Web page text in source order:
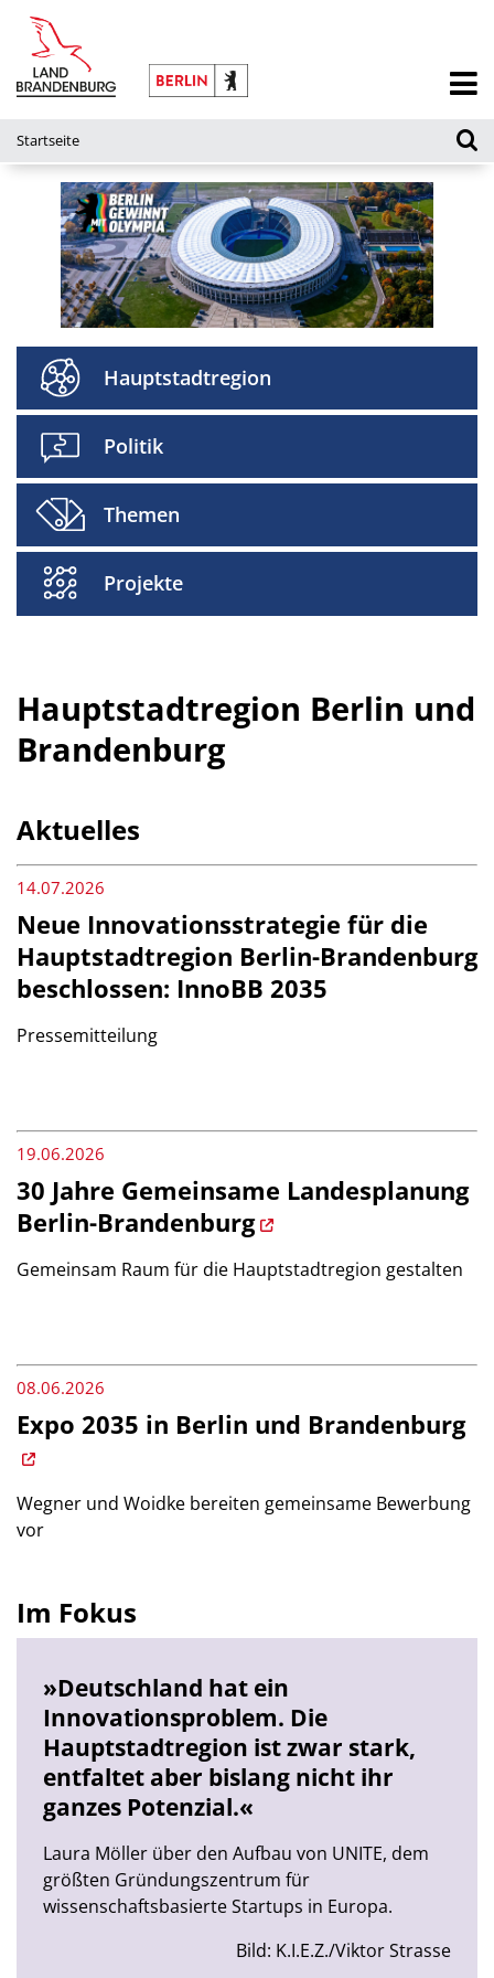
Startseite
Hauptstadtregion
Politik
Themen
Projekte
Hauptstadtregion Berlin und
Brandenburg
Aktuelles
14.07.2026
Neue Innovationsstrategie für die
Hauptstadtregion Berlin-Brandenburg
beschlossen: InnoBB 2035
Pressemitteilung
19.06.2026
30 Jahre Gemeinsame Landesplanung
Berlin-Brandenburg
Gemeinsam Raum für die Hauptstadtregion gestalten
08.06.2026
Expo 2035 in Berlin und Brandenburg
Wegner und Woidke bereiten gemeinsame Bewerbung
vor
Im Fokus
»Deutschland hat ein
Innovationsproblem. Die
Hauptstadtregion ist zwar stark,
entfaltet aber bislang nicht ihr
ganzes Potenzial.«
Laura Möller über den Aufbau von UNITE, dem
größten Gründungszentrum für
wissenschaftsbasierte Startups in Europa.
Bild: K.I.E.Z./Viktor Strasse